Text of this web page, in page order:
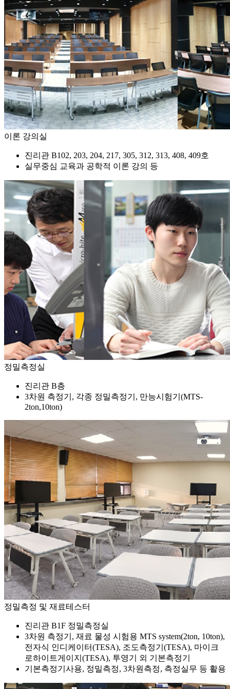
이론 강의실
진리관 B102, 203, 204, 217, 305, 312, 313, 408, 409호
실무중심 교육과 공학적 이론 강의 등
정밀측정실
진리관 B층
3차원 측정기, 각종 정밀측정기, 만능시험기(MTS-
2ton,10ton)
정밀측정 및 재료테스터
진리관 B1F 정밀측정실
3차원 측정기, 재료 물성 시험용 MTS system(2ton, 10ton),
전자식 인디케이터(TESA), 조도측정기(TESA), 마이크
로하이트게이지(TESA), 투영기 외 기본측정기
기본측정기사용, 정밀측정, 3차원측정, 측정실무 등 활용